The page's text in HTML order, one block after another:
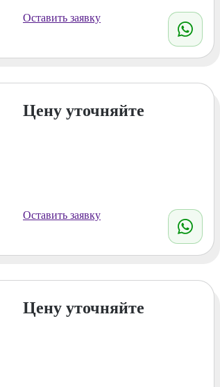
Оставить заявку
Цену уточняйте
Оставить заявку
Цену уточняйте